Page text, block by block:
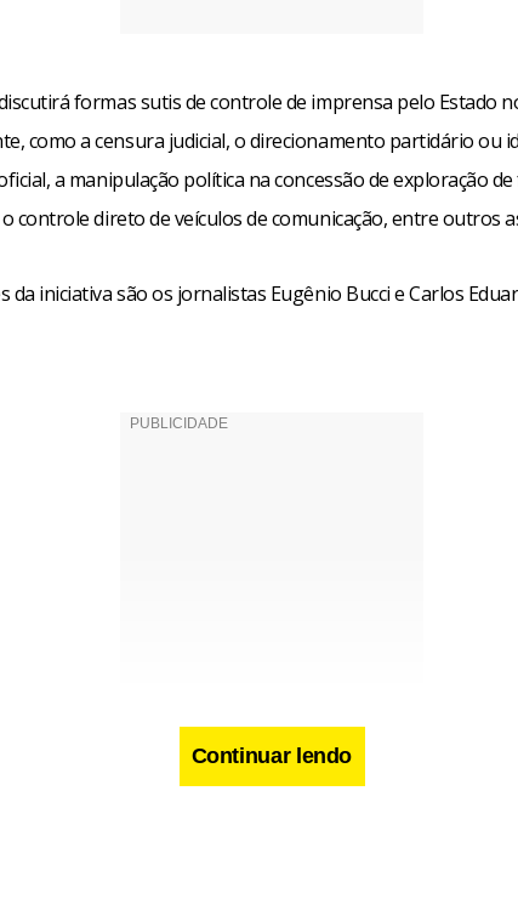
formas sutis de controle de imprensa pelo Estado
como a censura judicial, o direcionamento partidário ou
a manipulação política na concessão de exploração
controle direto de veículos de comunicação, entre outros
da iniciativa são os jornalistas Eugênio Bucci e Carlos
Continuar lendo